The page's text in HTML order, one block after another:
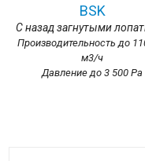
BSK
С назад загнутыми
Производительность до
м3/ч
Давление до 3 500 Ра